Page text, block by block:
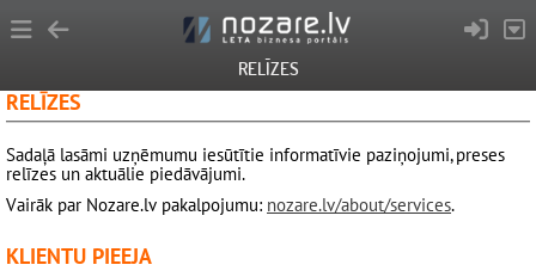
RELĪZES
RELĪZES
Sadaļā lasāmi uzņēmumu iesūtītie informatīvie paziņojumi, preses
relīzes un aktuālie piedāvājumi.
Vairāk par Nozare.lv pakalpojumu: nozare.lv/about/services.
KLIENTU PIEEJA